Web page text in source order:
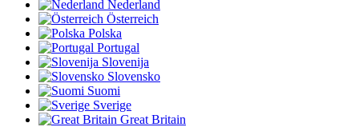
Nederland
Österreich
Polska
Portugal
Slovenija
Slovensko
Suomi
Sverige
Great Britain